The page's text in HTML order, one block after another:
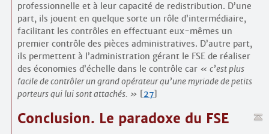
professionnelle et à leur capacité de redistribution. D’une
part, ils jouent en quelque sorte un rôle d’intermédiaire,
facilitant les contrôles en effectuant eux-mêmes un
premier contrôle des pièces administratives. D’autre part,
ils permettent à l’administration gérant le FSE de réaliser
des économies d’échelle dans le contrôle car
c’est plus
facile de contrôler un grand opérateur qu’une myriade de petits
porteurs qui lui sont attachés.
[27]
Conclusion. Le paradoxe du FSE